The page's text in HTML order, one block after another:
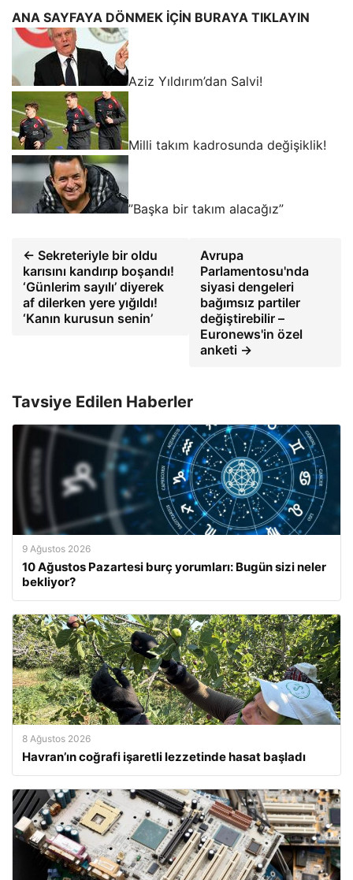
ANA SAYFAYA DÖNMEK İÇİN BURAYA TIKLAYIN
Aziz Yıldırım’dan Salvi!
Milli takım kadrosunda değişiklik!
”Başka bir takım alacağız”
← Sekreteriyle bir oldu
karısını kandırıp boşandı!
‘Günlerim sayılı’ diyerek
af dilerken yere yığıldı!
‘Kanın kurusun senin’
Avrupa
Parlamentosu'nda
siyasi dengeleri
bağımsız partiler
değiştirebilir –
Euronews'in özel
anketi →
Tavsiye Edilen Haberler
9 Ağustos 2026
10 Ağustos Pazartesi burç yorumları: Bugün sizi neler
bekliyor?
8 Ağustos 2026
Havran’ın coğrafi işaretli lezzetinde hasat başladı